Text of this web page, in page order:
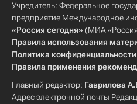
Учредитель: Федеральное
предприятие Международное
«Россия сегодня» (МИА
Правила использования
Политика конфиденциальности
Правила применения
Главный редактор: Гаврилова
Адрес электронной почты